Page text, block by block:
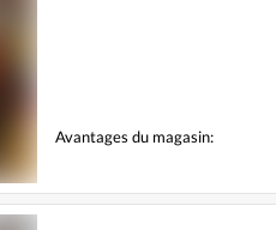
Avantages du magasin: